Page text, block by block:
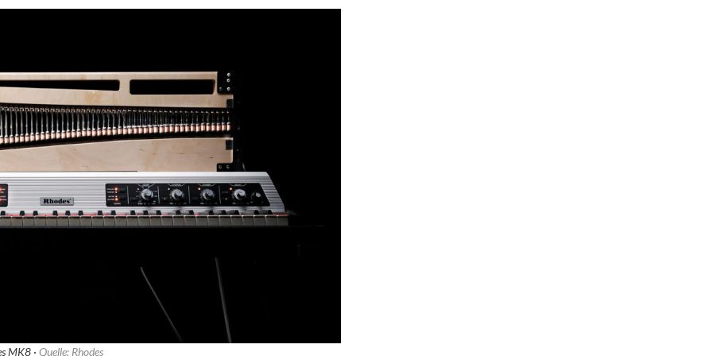
MK8 · Quelle: Rhodes